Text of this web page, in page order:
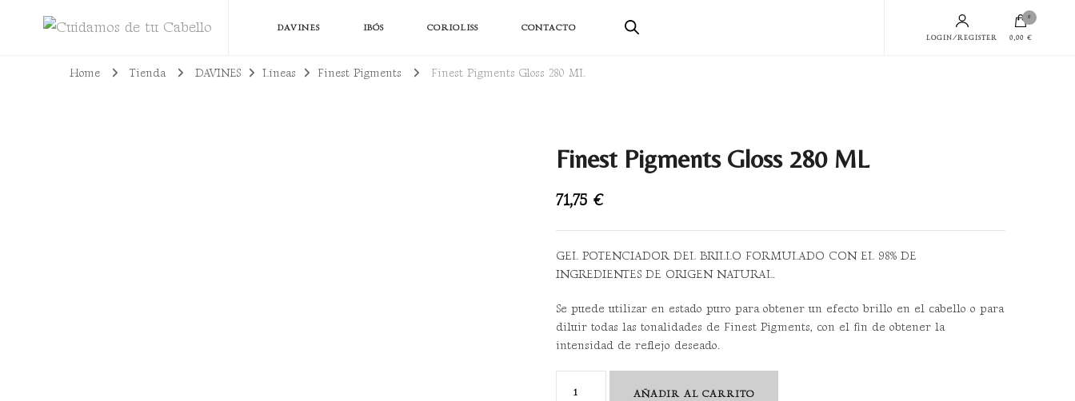
Cuidamos de tu Cabello
Todo lo que necesitas para lucir un cabello bien cuidado, sano y con productos sostenibles
DAVINES IBÓS CORIOLISS CONTACTO
LOGIN/REGISTER
0
0,00 €
Home Tienda DAVINES Líneas Finest Pigments Finest Pigments Gloss 280 ML
Finest Pigments Gloss 280 ML
71,75 €
GEL POTENCIADOR DEL BRILLO FORMULADO CON EL 98% DE
INGREDIENTES DE ORIGEN NATURAL.
Se puede utilizar en estado puro para obtener un efecto brillo en el cabello o para
diluir todas las tonalidades de Finest Pigments, con el fin de obtener la
intensidad de reflejo deseado.
AÑADIR AL CARRITO